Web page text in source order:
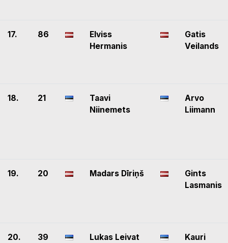
17. 86
Elviss
Hermanis
Gatis
Veilands
18. 21
Taavi
Niinemets
Arvo
Liimann
19. 20 Madars Dīriņš
Gints
Lasmanis
20. 39 Lukas Leivat
Kauri